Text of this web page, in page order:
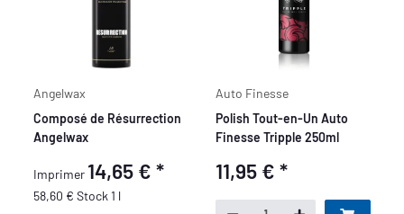
Angelwax
Composé de Résurrection
Angelwax
Imprimer 14,65 €*
58,60 € Stock 1 l
Auto Finesse
Polish Tout-en-Un Auto
Finesse Tripple 250ml
11,95 € *